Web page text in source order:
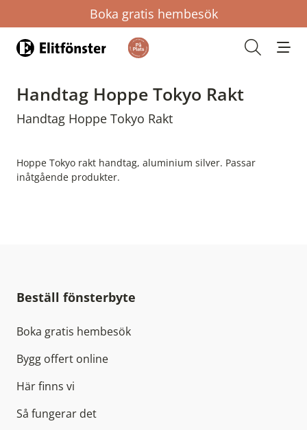
Boka gratis hembesök
Hem
Handtag Hoppe Tokyo Rakt
Handtag Hoppe Tokyo Rakt
Hoppe Tokyo rakt handtag, aluminium silver. Passar
inåtgående produkter.
Beställ fönsterbyte
Boka gratis hembesök
Bygg offert online
Här finns vi
Så fungerar det